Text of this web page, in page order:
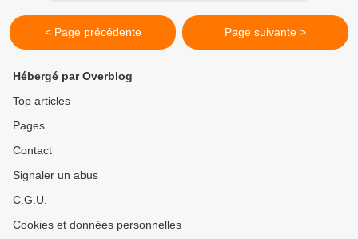
< Page précédente Page suivante >
Hébergé par Overblog
Top articles
Pages
Contact
Signaler un abus
C.G.U.
Cookies et données personnelles